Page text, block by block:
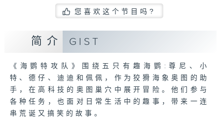
您喜欢这个节目吗?
简介 GIST
《海鹦特攻队》围绕五只有趣海鹦:尊尼、小
特、德仔、迪迪和佩佩，作为狡猾海象奥图的助
手，在高科技的奥图巢穴中展开冒险。他们参与
各种任务，也面对日常生活中的趣事，带来一连
串荒诞又搞笑的故事。